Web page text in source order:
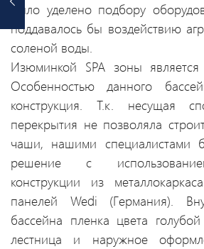
было уделено подбору
поддавалось бы воздействию
соленой воды.
Изюминкой SPA зоны является
Особенностью данного
конструкция. Т.к. несущая
перекрытия не позволяла
чаши, нашими специалистами
решение с
конструкции из
панелей Wedi (Германия).
бассейна пленка цвета
лестница и наружное